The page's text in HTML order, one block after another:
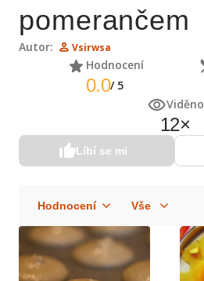
pomerančem
Autor: Vsirwsa
Hodnocení
0.0/ 5
Viděno
12×
Líbí se mi